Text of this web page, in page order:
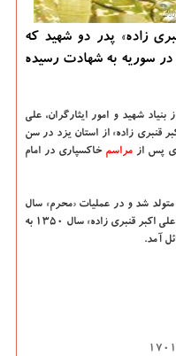
زاده» پدر دو شهید که
سوریه به شهادت رسیده
بنیاد شهید و امور ایثارگران، علی
قنبری زاده» از استان یزد در سن
مراسم خاکسپاری در امام
پسران این پدر ؛ «محمود قنبری زاده» سال ۳۹ متولد شد و در عملیات «محرم» سال
۶۱ به فیض عظمای شهادت نائل آمد، همینطور «علی اکبر قنبری زاده» سال ۱۳۵۰ به
1701